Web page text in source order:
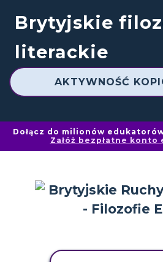
Brytyjskie
literackie
AKTYWNOŚĆ
Dołącz do milionów
Załóż bezpłatne konto